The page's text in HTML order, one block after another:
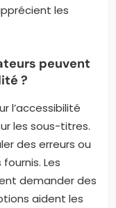
les
peuvent
?
l’accessibilité
les sous-titres.
des erreurs ou
Les
demander des
aident les